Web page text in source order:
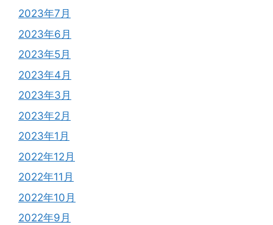
2023年7月
2023年6月
2023年5月
2023年4月
2023年3月
2023年2月
2023年1月
2022年12月
2022年11月
2022年10月
2022年9月